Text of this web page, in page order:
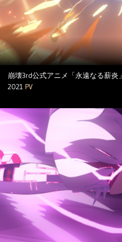
崩壊3rd公式アニメ「永遠なる薪炎」
2021 PV